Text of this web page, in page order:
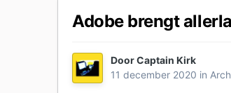
Adobe brengt
DoorCaptain Kirk
11 december 2020 in